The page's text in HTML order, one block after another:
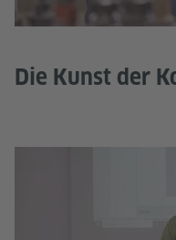
Die Kunst der